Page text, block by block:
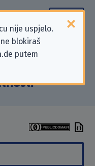
nije uspjelo.
blokiraš
putem
Inc.”
za